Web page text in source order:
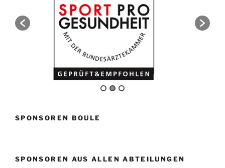
SPONSOREN BOULE
SPONSOREN AUS ALLEN ABTEILUNGEN